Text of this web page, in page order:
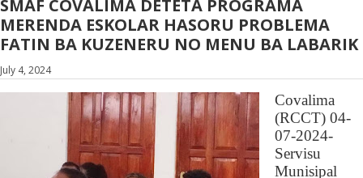
SMAF COVALIMA DETETA PROGRAMA
MERENDA ESKOLAR HASORU PROBLEMA
FATIN BA KUZENERU NO MENU BA LABARIK
July 4, 2024
Covalima
(RCCT) 04-
07-2024-
Servisu
Munisipal